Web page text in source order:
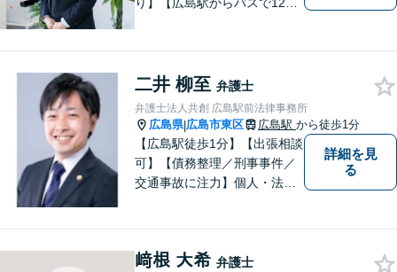
お電話ください。
二井 柳至 弁護士
弁護士法人共創 広島駅前法律事務所
広島県|広島市東区 広島駅 から徒歩1分
【広島駅徒歩1分】【出張相談
可】【債務整理／刑事事件／
交通事故に注力】個人・法人
の「平和」が実現できるよ
詳細を見
る
﨑根 大希 弁護士